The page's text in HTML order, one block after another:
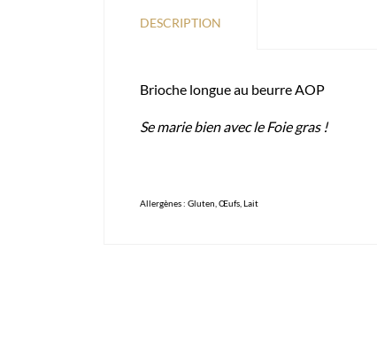
DESCRIPTION
Brioche longue au beurre AOP
Se marie bien avec le Foie gras !
Allergènes : Gluten, Œufs, Lait